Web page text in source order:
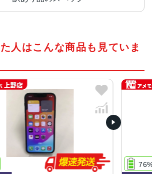
2つの高性能コアと4つの高効率コアを搭
CPU新しい4コアGPU新しい16コアNeu
ral Engine
カラー
、スターライト、ミッドナイト、ブル
ー、ピンク、グリーン
容量
128GB、256GB、512GB
サイズ・重さ
人はこんな商品も見ていま